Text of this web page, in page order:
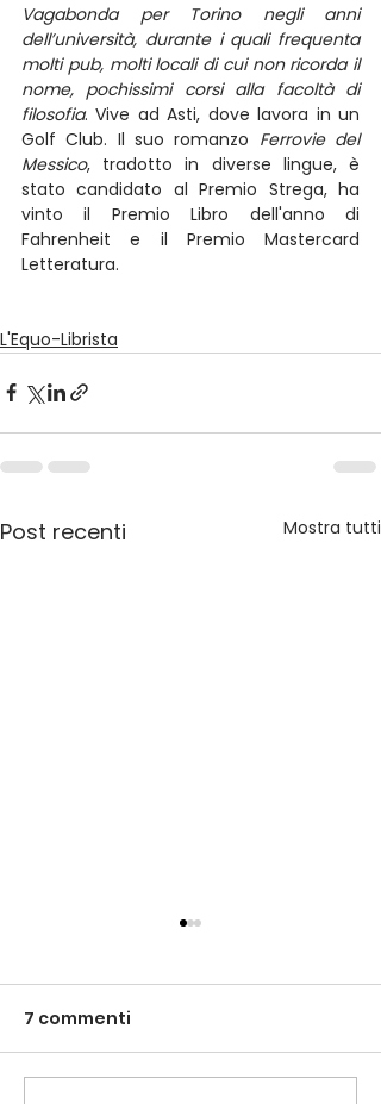
Vagabonda per Torino negli anni
dell’università, durante i quali frequenta
molti pub, molti locali di cui non ricorda il
nome, pochissimi corsi alla facoltà di
filosofia. Vive ad Asti, dove lavora in un
Golf Club. Il suo romanzo Ferrovie del
Messico, tradotto in diverse lingue, è
stato candidato al Premio Strega, ha
vinto il Premio Libro dell'anno di
Fahrenheit e il Premio Mastercard
Letteratura.
L'Equo-Librista
Post recenti Mostra tutti
7 commenti